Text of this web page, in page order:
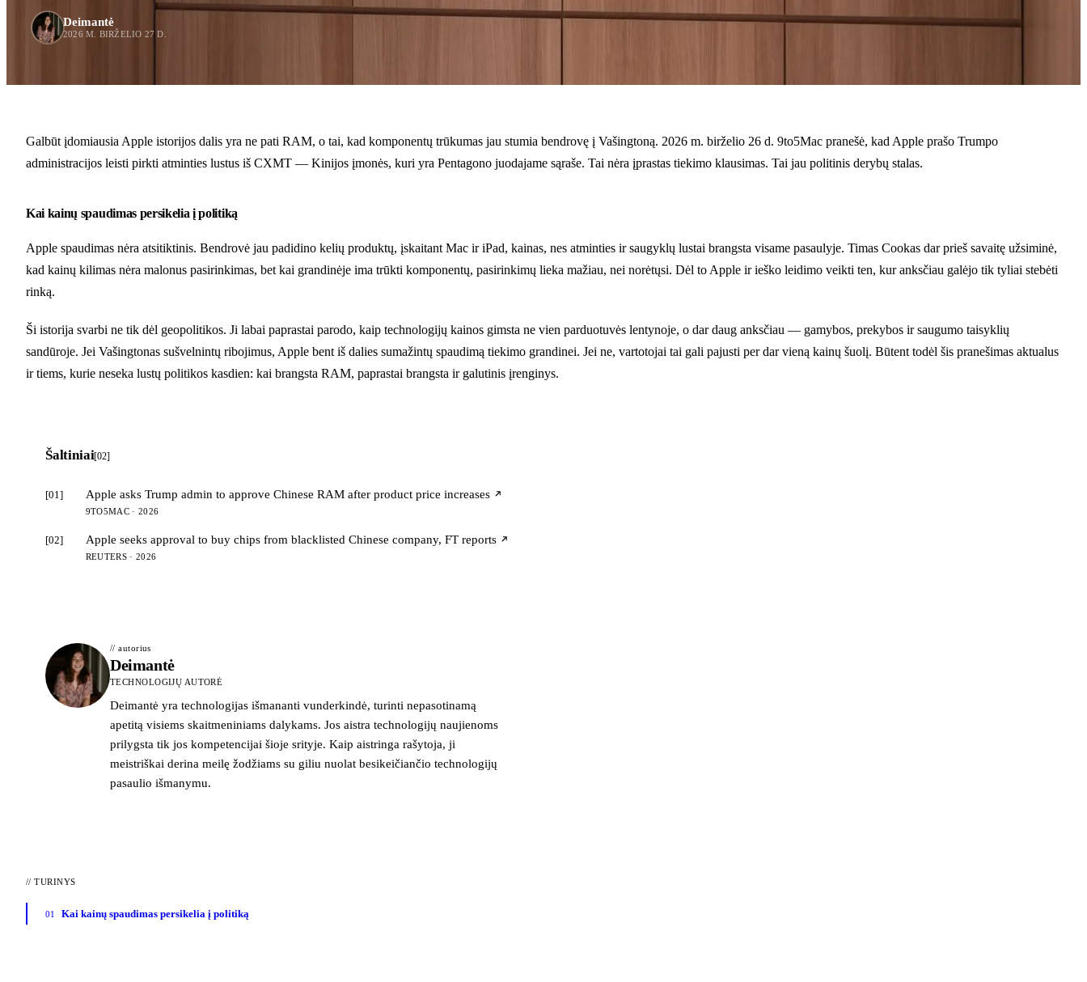
Deimantė
2026 M. BIRŽELIO 27 D.
Galbūt įdomiausia Apple istorijos dalis yra ne pati RAM, o tai, kad komponentų trūkumas jau stumia bendrovę į Vašingtoną. 2026 m. birželio 26 d. 9to5Mac pranešė, kad Apple prašo Trumpo
administracijos leisti pirkti atminties lustus iš CXMT — Kinijos įmonės, kuri yra Pentagono juodajame sąraše. Tai nėra įprastas tiekimo klausimas. Tai jau politinis derybų stalas.
Kai kainų spaudimas persikelia į politiką
Apple spaudimas nėra atsitiktinis. Bendrovė jau padidino kelių produktų, įskaitant Mac ir iPad, kainas, nes atminties ir saugyklų lustai brangsta visame pasaulyje. Timas Cookas dar prieš savaitę užsiminė,
kad kainų kilimas nėra malonus pasirinkimas, bet kai grandinėje ima trūkti komponentų, pasirinkimų lieka mažiau, nei norėtųsi. Dėl to Apple ir ieško leidimo veikti ten, kur anksčiau galėjo tik tyliai stebėti
rinką.
Ši istorija svarbi ne tik dėl geopolitikos. Ji labai paprastai parodo, kaip technologijų kainos gimsta ne vien parduotuvės lentynoje, o dar daug anksčiau — gamybos, prekybos ir saugumo taisyklių
sandūroje. Jei Vašingtonas sušvelnintų ribojimus, Apple bent iš dalies sumažintų spaudimą tiekimo grandinei. Jei ne, vartotojai tai gali pajusti per dar vieną kainų šuolį. Būtent todėl šis pranešimas aktualus
ir tiems, kurie neseka lustų politikos kasdien: kai brangsta RAM, paprastai brangsta ir galutinis įrenginys.
Šaltiniai[02]
[01] Apple asks Trump admin to approve Chinese RAM after product price increases
9TO5MAC · 2026
[02] Apple seeks approval to buy chips from blacklisted Chinese company, FT reports
REUTERS · 2026
// autorius
Deimantė
TECHNOLOGIJŲ AUTORĖ
Deimantė yra technologijas išmananti vunderkindė, turinti nepasotinamą
apetitą visiems skaitmeniniams dalykams. Jos aistra technologijų naujienoms
prilygsta tik jos kompetencijai šioje srityje. Kaip aistringa rašytoja, ji
meistriškai derina meilę žodžiams su giliu nuolat besikeičiančio technologijų
pasaulio išmanymu.
// TURINYS
01 Kai kainų spaudimas persikelia į politiką